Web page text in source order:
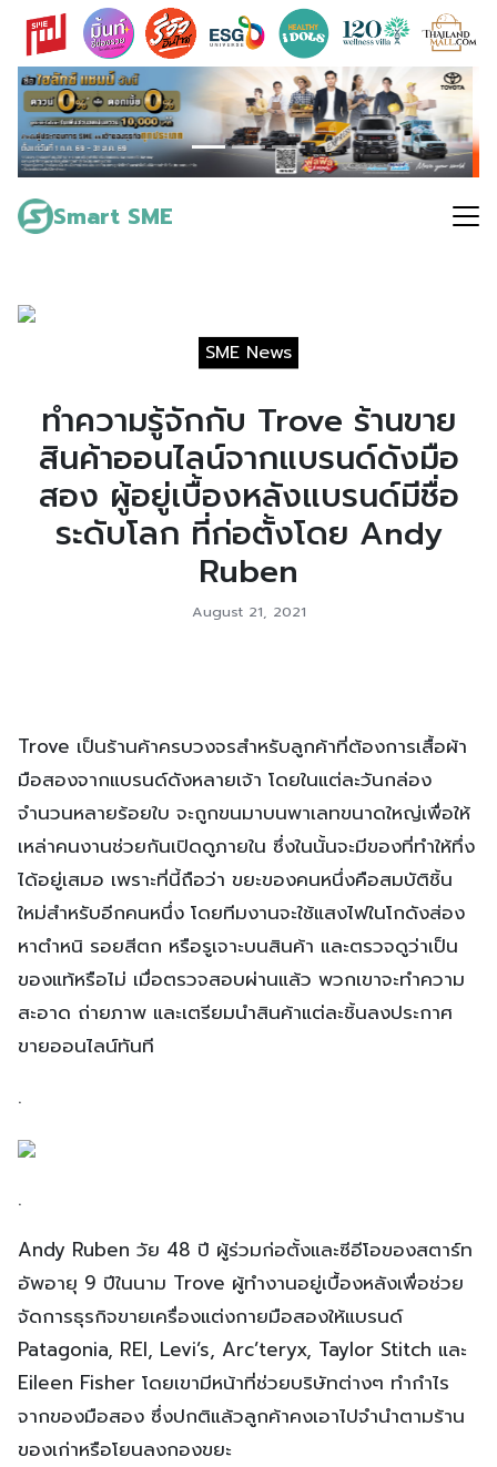
Skip
content
Smart SME
Search
for:
SME News
ทำความรู้จักกับ Trove ร้านขาย
สินค้าออนไลน์จากแบรนด์ดังมือ
สอง ผู้อยู่เบื้องหลังแบรนด์มีชื่อ
ระดับโลก ที่ก่อตั้งโดย Andy
Ruben
August 21, 2021
Trove เป็นร้านค้าครบวงจรสำหรับลูกค้าที่ต้องการเสื้อผ้า
มือสองจากแบรนด์ดังหลายเจ้า โดยในแต่ละวันกล่อง
จำนวนหลายร้อยใบ จะถูกขนมาบนพาเลทขนาดใหญ่เพื่อให้
เหล่าคนงานช่วยกันเปิดดูภายใน ซึ่งในนั้นจะมีของที่ทำให้ทึ่ง
ได้อยู่เสมอ เพราะที่นี้ถือว่า ขยะของคนหนึ่งคือสมบัติชิ้น
ใหม่สำหรับอีกคนหนึ่ง โดยทีมงานจะใช้แสงไฟในโกดังส่อง
หาตำหนิ รอยสีตก หรือรูเจาะบนสินค้า และตรวจดูว่าเป็น
ของแท้หรือไม่ เมื่อตรวจสอบผ่านแล้ว พวกเขาจะทำความ
สะอาด ถ่ายภาพ และเตรียมนำสินค้าแต่ละชิ้นลงประกาศ
ขายออนไลน์ทันที
.
.
Andy Ruben วัย 48 ปี ผู้ร่วมก่อตั้งและซีอีโอของสตาร์ท
อัพอายุ 9 ปีในนาม Trove ผู้ทำงานอยู่เบื้องหลังเพื่อช่วย
จัดการธุรกิจขายเครื่องแต่งกายมือสองให้แบรนด์
Patagonia, REI, Levi’s, Arc’teryx, Taylor Stitch และ
Eileen Fisher โดยเขามีหน้าที่ช่วยบริษัทต่างๆ ทำกำไร
จากของมือสอง ซึ่งปกติแล้วลูกค้าคงเอาไปจำนำตามร้าน
ของเก่าหรือโยนลงกองขยะ